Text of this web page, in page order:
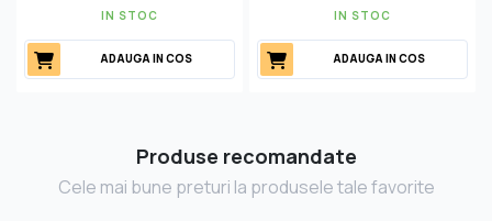
IN STOC
ADAUGA IN COS
IN STOC
ADAUGA IN COS
Produse recomandate
Cele mai bune preturi la produsele tale favorite